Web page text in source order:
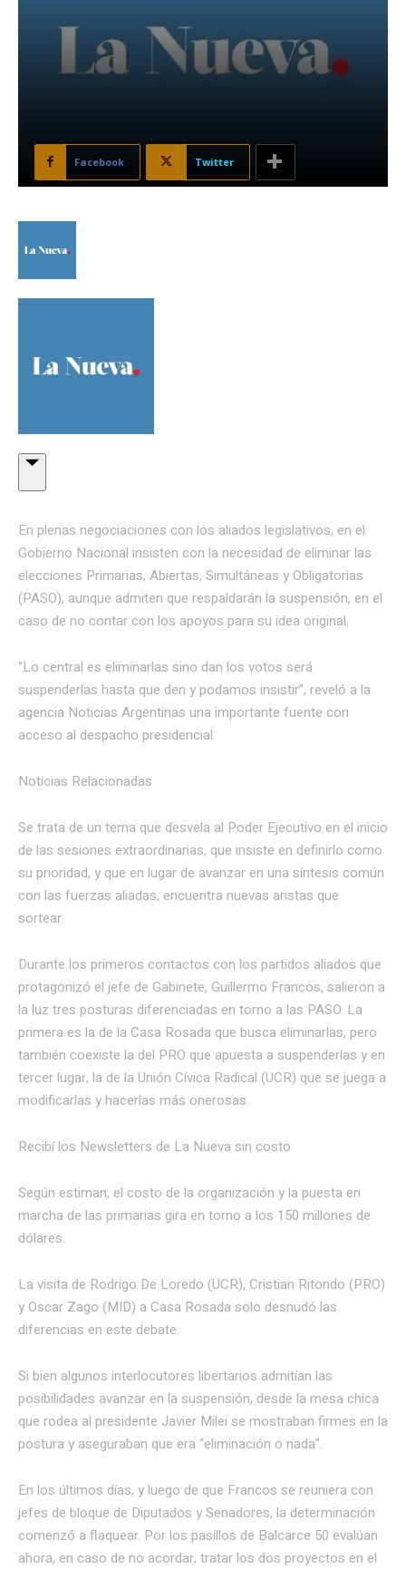
Facebook Twitter
En plenas negociaciones con los aliados legislativos, en el
Gobierno Nacional insisten con la necesidad de eliminar las
elecciones Primarias, Abiertas, Simultáneas y Obligatorias
(PASO), aunque admiten que respaldarán la suspensión, en el
caso de no contar con los apoyos para su idea original.
“Lo central es eliminarlas sino dan los votos será
suspenderlas hasta que den y podamos insistir”, reveló a la
agencia Noticias Argentinas una importante fuente con
acceso al despacho presidencial.
Noticias Relacionadas
Se trata de un tema que desvela al Poder Ejecutivo en el inicio
de las sesiones extraordinarias, que insiste en definirlo como
su prioridad, y que en lugar de avanzar en una síntesis común
con las fuerzas aliadas, encuentra nuevas aristas que
sortear.
Durante los primeros contactos con los partidos aliados que
protagonizó el jefe de Gabinete, Guillermo Francos, salieron a
la luz tres posturas diferenciadas en torno a las PASO. La
primera es la de la Casa Rosada que busca eliminarlas, pero
también coexiste la del PRO que apuesta a suspenderlas y en
tercer lugar, la de la Unión Cívica Radical (UCR) que se juega a
modificarlas y hacerlas más onerosas.
Recibí los Newsletters de La Nueva sin costo
Según estiman, el costo de la organización y la puesta en
marcha de las primarias gira en torno a los 150 millones de
dólares.
La visita de Rodrigo De Loredo (UCR), Cristian Ritondo (PRO)
y Oscar Zago (MID) a Casa Rosada solo desnudó las
diferencias en este debate.
Si bien algunos interlocutores libertarios admitían las
posibilidades avanzar en la suspensión, desde la mesa chica
que rodea al presidente Javier Milei se mostraban firmes en la
postura y aseguraban que era “eliminación o nada”.
En los últimos días, y luego de que Francos se reuniera con
jefes de bloque de Diputados y Senadores, la determinación
comenzó a flaquear. Por los pasillos de Balcarce 50 evalúan
ahora, en caso de no acordar, tratar los dos proyectos en el